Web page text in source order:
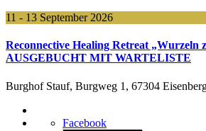
11 - 13 September 2026
Reconnective Healing Retreat „Wurzeln
AUSGEBUCHT MIT WARTELISTE
Burghof Stauf, Burgweg 1, 67304
Facebook